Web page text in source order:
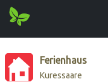
Ferienhaus
Kuressaare